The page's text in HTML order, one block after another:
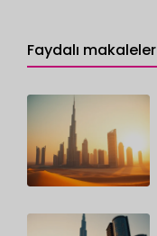
Faydalı makaleler